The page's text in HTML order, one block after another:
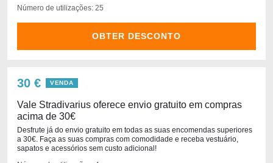
Número de utilizações: 25
OBTER DESCONTO
30 € VENDA
Vale Stradivarius oferece envio gratuito em compras
acima de 30€
Desfrute já do envio gratuito em todas as suas encomendas superiores
a 30€. Faça as suas compras com comodidade e receba vestuário,
sapatos e acessórios sem custo adicional!